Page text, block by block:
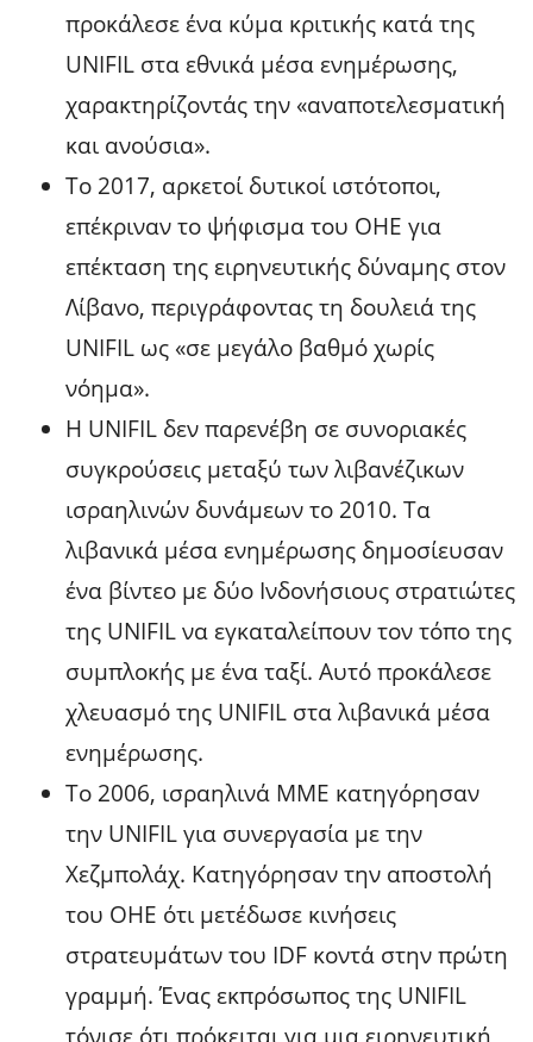
προκάλεσε ένα κύμα κριτικής κατά της
UNIFIL στα εθνικά μέσα ενημέρωσης,
χαρακτηρίζοντάς την «αναποτελεσματική
και ανούσια».
Το 2017, αρκετοί δυτικοί ιστότοποι,
επέκριναν το ψήφισμα του ΟΗΕ για
επέκταση της ειρηνευτικής δύναμης στον
Λίβανο, περιγράφοντας τη δουλειά της
UNIFIL ως «σε μεγάλο βαθμό χωρίς
νόημα».
Η UNIFIL δεν παρενέβη σε συνοριακές
συγκρούσεις μεταξύ των λιβανέζικων
ισραηλινών δυνάμεων το 2010. Τα
λιβανικά μέσα ενημέρωσης δημοσίευσαν
ένα βίντεο με δύο Ινδονήσιους στρατιώτες
της UNIFIL να εγκαταλείπουν τον τόπο της
συμπλοκής με ένα ταξί. Αυτό προκάλεσε
χλευασμό της UNIFIL στα λιβανικά μέσα
ενημέρωσης.
Το 2006, ισραηλινά ΜΜΕ κατηγόρησαν
την UNIFIL για συνεργασία με την
Χεζμπολάχ. Κατηγόρησαν την αποστολή
του ΟΗΕ ότι μετέδωσε κινήσεις
στρατευμάτων του IDF κοντά στην πρώτη
γραμμή. Ένας εκπρόσωπος της UNIFIL
τόνισε ότι πρόκειται για μια ειρηνευτική